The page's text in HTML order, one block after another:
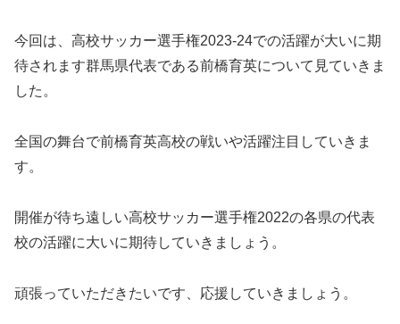
今回は、高校サッカー選手権2023-24での活躍が大いに期
待されます群馬県代表である前橋育英について見ていきま
した。
全国の舞台で前橋育英高校の戦いや活躍注目していきま
す。
開催が待ち遠しい高校サッカー選手権2022の各県の代表
校の活躍に大いに期待していきましょう。
頑張っていただきたいです、応援していきましょう。